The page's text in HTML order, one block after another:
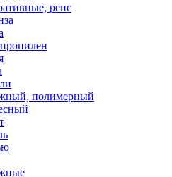
репс
полимерный